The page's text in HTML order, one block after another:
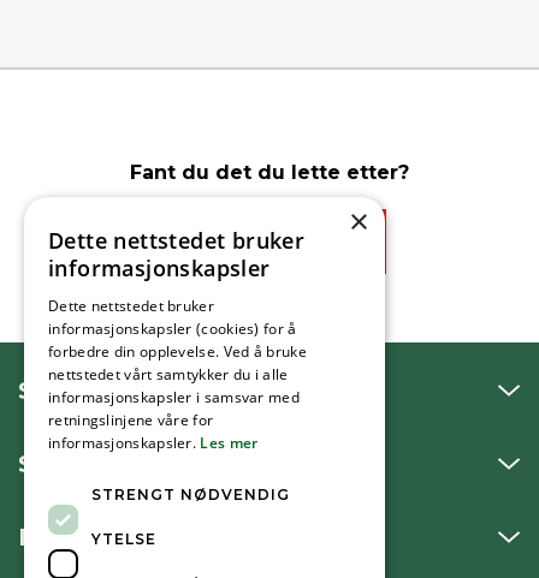
Fant du det du lette etter?
Ja
SNAKK MED OSS
SKRIV TIL OSS
BESØK OSS
×
Dette nettstedet bruker
informasjonskapsler
Dette nettstedet bruker
informasjonskapsler (cookies) for å
forbedre din opplevelse. Ved å bruke
nettstedet vårt samtykker du i alle
informasjonskapsler i samsvar med
retningslinjene våre for
informasjonskapsler. Les mer
STRENGT NØDVENDIG
YTELSE